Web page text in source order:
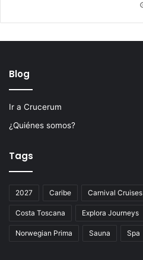
Blog
Ir a Crucerum
¿Quiénes somos?
Tags
2027 Caribe Carnival Cruises
Costa Toscana Explora Journeys
Norwegian Prima Sauna Spa